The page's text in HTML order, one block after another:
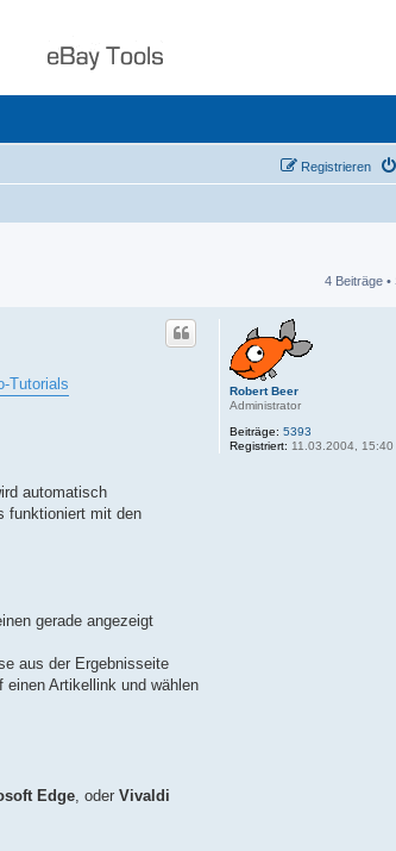
Registrieren
4 Beiträge
Robert Beer
Administrator
Beiträge: 5393
Registriert: 11.03.2004, 15:40
Tutorials
automatisch
funktioniert mit den
gerade angezeigt
aus der Ergebnisseite
Artikellink und wählen
Edge, oder Vivaldi